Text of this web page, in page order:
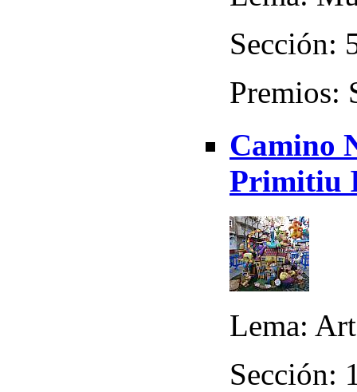
Sección:
Premios:
Camino
Primitiu
Lema:
Sección: